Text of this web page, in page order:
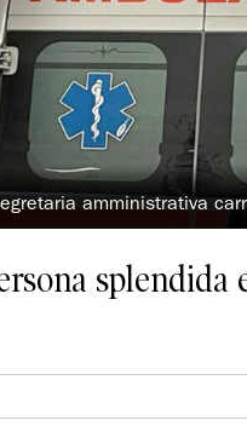
amministrativa
splendida